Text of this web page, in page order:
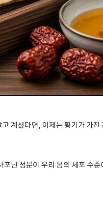
계셨다면, 이제는 황기가 가진
포닌 성분이 우리 몸의 세포 수준